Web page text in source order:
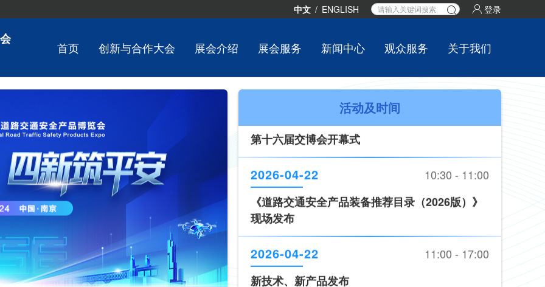
中文 / ENGLISH 登录
首页 创新与合作大会 展会介绍 展会服务 新闻中心 观众服务 关于我们
活动及时间
《道路交通安全产品装备推荐目录（2026版）》
2026-04-22
新技术、新产品发布
2026-04-22
09:30 - 10:30
第十六届交博会开幕式
2026-04-22